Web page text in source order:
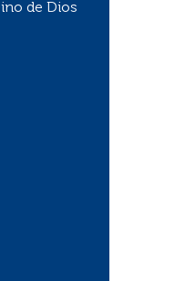
Diosde Dios